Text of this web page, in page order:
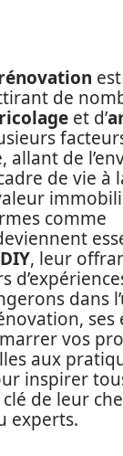
de
et d’
allant de
de vie à
comme
DIY, leur
dans
ses
vos
aux
inspirer
de leur
experts.